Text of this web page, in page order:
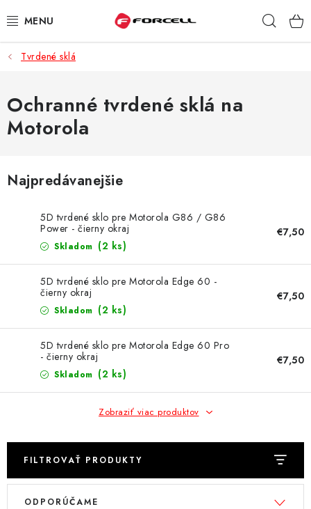
na
PUZDRÁ A OBALY
TVRDENÉ SKLÁ
DÁTOVÉ KÁBLE
BATÉRIE DO MOBILOV
ŠPORT A HOBBY
NÁRAMKY NA HODINKY
SLÚCHADLÁ, REPRODUKTORY A MIKROFÓNY
TIPY NA DARČEKY
PAMÄŤOVÉ KARTY A DISKY
Tvrdené sklá
Ochranné tvrdené sklá na
Motorola
Najpredávanejšie
5D tvrdené sklo pre Motorola G86 / G86
Power - čierny okraj
Skladom (2 ks)
€7,50
5D tvrdené sklo pre Motorola Edge 60 -
čierny okraj
Skladom (2 ks)
€7,50
5D tvrdené sklo pre Motorola Edge 60 Pro
- čierny okraj
Skladom (2 ks)
€7,50
Zobraziť viac produktov
FILTROVAŤ PRODUKTY
V
R
ODPORÚČAME